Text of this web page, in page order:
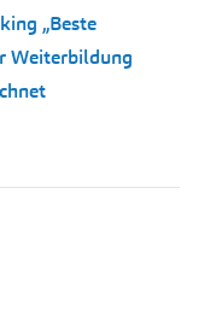
„Beste
Weiterbildung